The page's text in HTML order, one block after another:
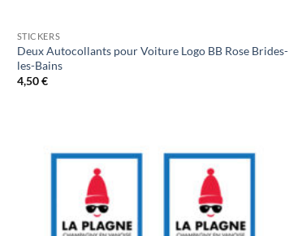
STICKERS
Deux Autocollants pour Voiture Logo BB Rose Brides-
les-Bains
4,50€